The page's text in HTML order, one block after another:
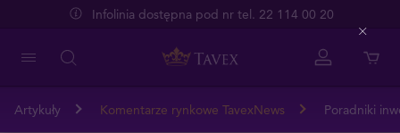
Infolinia dostępna pod nr tel. 22 114 00 20
Artykuły Komentarze rynkowe TavexNews Poradniki
Close